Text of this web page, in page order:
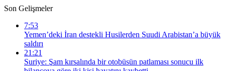
Son Gelişmeler
7:53
Yemen’deki İran destekli Husilerden Suudi Arabistan’a büyük
saldırı
21:21
Suriye: Şam kırsalında bir otobüsün patlaması sonucu ilk